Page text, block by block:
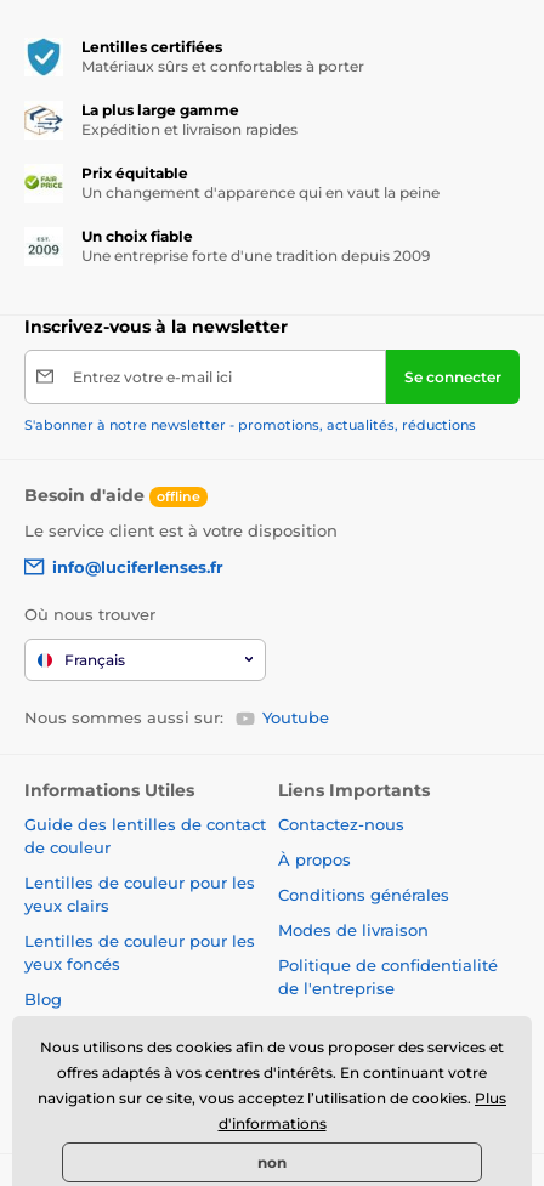
Lentilles certifiées
Matériaux sûrs et confortables à porter
La plus large gamme
Expédition et livraison rapides
Prix équitable
Un changement d'apparence qui en vaut la peine
Un choix fiable
Une entreprise forte d'une tradition depuis 2009
Inscrivez-vous à la newsletter
Entrez votre e-mail ici Se connecter
S'abonner à notre newsletter - promotions, actualités, réductions
Besoin d'aide offline
Le service client est à votre disposition
info@luciferlenses.fr
Où nous trouver
Français
Nous sommes aussi sur: Youtube
Informations Utiles
Guide des lentilles de contact
de couleur
Lentilles de couleur pour les
yeux clairs
Lentilles de couleur pour les
yeux foncés
Blog
Liens Importants
Contactez-nous
À propos
Conditions générales
Modes de livraison
Politique de confidentialité
de l'entreprise
du Contrat
Sécurité et qualité sans
compromis
Nous utilisons des cookies afin de vous proposer des services et
offres adaptés à vos centres d'intérêts. En continuant votre
navigation sur ce site, vous acceptez l’utilisation de cookies. Plus
d'informations
non